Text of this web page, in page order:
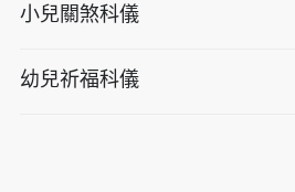
小兒關煞科儀
幼兒祈福科儀